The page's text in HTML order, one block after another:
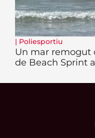
| Poliesportiu
Un mar remogut
de Beach Sprint